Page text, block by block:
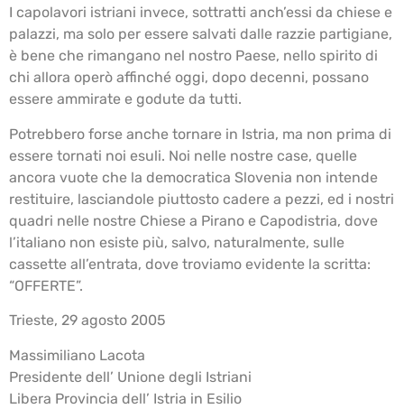
I capolavori istriani invece, sottratti anch’essi da chiese e
palazzi, ma solo per essere salvati dalle razzie partigiane,
è bene che rimangano nel nostro Paese, nello spirito di
chi allora operò affinché oggi, dopo decenni, possano
essere ammirate e godute da tutti.
Potrebbero forse anche tornare in Istria, ma non prima di
essere tornati noi esuli. Noi nelle nostre case, quelle
ancora vuote che la democratica Slovenia non intende
restituire, lasciandole piuttosto cadere a pezzi, ed i nostri
quadri nelle nostre Chiese a Pirano e Capodistria, dove
l’italiano non esiste più, salvo, naturalmente, sulle
cassette all’entrata, dove troviamo evidente la scritta:
“OFFERTE”.
Trieste, 29 agosto 2005
Massimiliano Lacota
Presidente dell’ Unione degli Istriani
Libera Provincia dell’ Istria in Esilio